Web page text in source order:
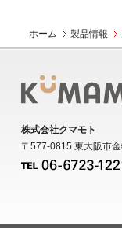
ホーム 製品情報
株式会社クマモト
〒577-0815 東大阪市